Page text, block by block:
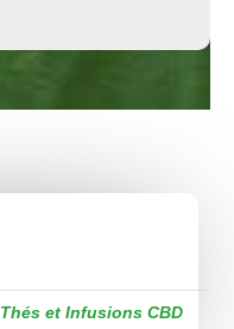
Thés et Infusions CBD